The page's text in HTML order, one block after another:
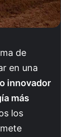
de
en una
innovador
más
los